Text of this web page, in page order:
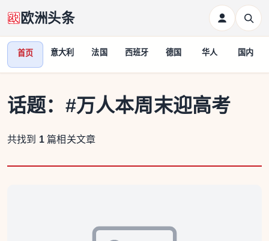
欧洲头条
首页 意大利 法国 西班牙 德国 华人 国内
话题： #万人本周末迎高考
共找到 1 篇相关文章